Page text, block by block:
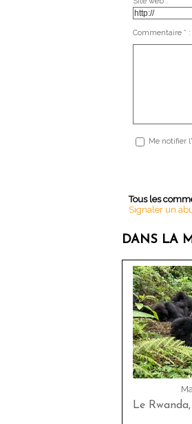
Commentaire * :
Me notifier
Tous les
Signaler un
DANS LA
Le